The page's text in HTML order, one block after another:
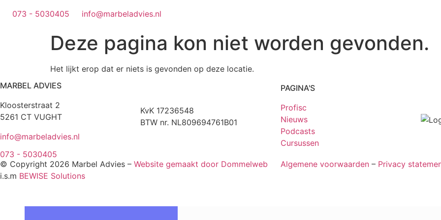
073 - 5030405 info@marbeladvies.nl
Deze pagina kon niet worden gevonden.
Het lijkt erop dat er niets is gevonden op deze locatie.
MARBEL ADVIES
Kloosterstraat 2
5261 CT VUGHT
info@marbeladvies.nl
073 - 5030405
KvK 17236548
BTW nr. NL809694761B01
PAGINA'S
Profisc
Nieuws
Podcasts
Cursussen
© Copyright 2026 Marbel Advies – Website gemaakt door Dommelweb
i.s.m BEWISE Solutions
Algemene voorwaarden – Privacy